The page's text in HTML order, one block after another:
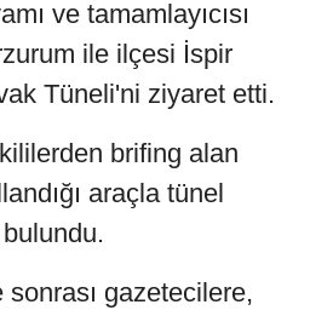
ve tamamlayıcısı
ile ilçesi İspir
Tüneli'ni ziyaret etti.
brifing alan
araçla tünel
gazetecilere,